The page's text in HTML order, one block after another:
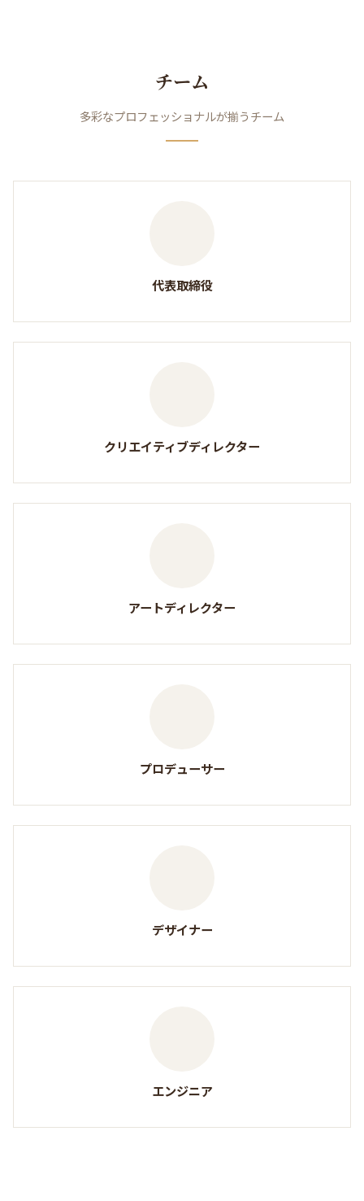
チーム
多彩なプロフェッショナルが揃うチーム
代表取締役
クリエイティブディレクター
アートディレクター
プロデューサー
デザイナー
エンジニア